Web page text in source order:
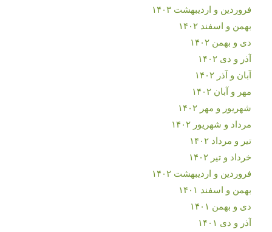
فروردین و اردیبهشت ۱۴۰۳
بهمن و اسفند ۱۴۰۲
دی و بهمن ۱۴۰۲
آذر و دی ۱۴۰۲
آبان و آذر ۱۴۰۲
مهر و آبان ۱۴۰۲
شهریور و مهر ۱۴۰۲
مرداد و شهریور ۱۴۰۲
تیر و مرداد ۱۴۰۲
خرداد و تیر ۱۴۰۲
فروردین و اردیبهشت ۱۴۰۲
بهمن و اسفند ۱۴۰۱
دی و بهمن ۱۴۰۱
آذر و دی ۱۴۰۱